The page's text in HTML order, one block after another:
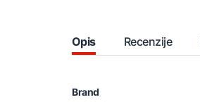
Opis Recenzije
Brand